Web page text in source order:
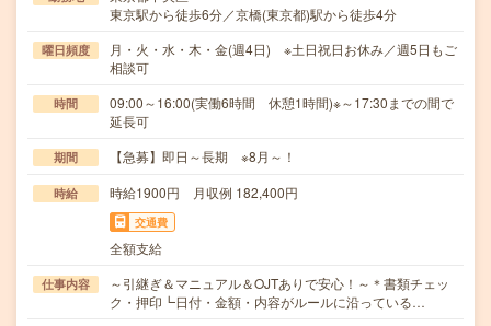
東京駅から徒歩6分／京橋(東京都)駅から徒歩4分
曜日頻度
月・火・水・木・金(週4日) ※土日祝日お休み／週5日もご
相談可
時間
09:00～16:00(実働6時間 休憩1時間)※～17:30までの間で
延長可
期間 【急募】即日～長期 ※8月～！
時給 時給1900円 月収例 182,400円
交通費
全額支給
仕事内容
～引継ぎ＆マニュアル＆OJTありで安心！～＊書類チェッ
ク・押印┗日付・金額・内容がルールに沿っている…